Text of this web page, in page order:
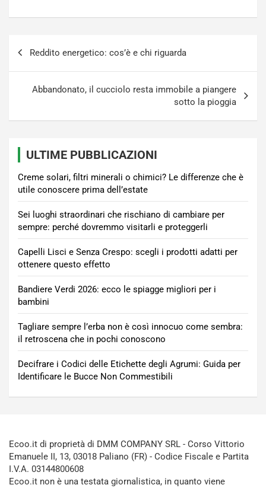
Reddito energetico: cos’è e chi riguarda
Abbandonato, il cucciolo resta immobile a piangere
sotto la pioggia
ULTIME PUBBLICAZIONI
Creme solari, filtri minerali o chimici? Le differenze che è
utile conoscere prima dell’estate
Sei luoghi straordinari che rischiano di cambiare per
sempre: perché dovremmo visitarli e proteggerli
Capelli Lisci e Senza Crespo: scegli i prodotti adatti per
ottenere questo effetto
Bandiere Verdi 2026: ecco le spiagge migliori per i
bambini
Tagliare sempre l’erba non è così innocuo come sembra:
il retroscena che in pochi conoscono
Decifrare i Codici delle Etichette degli Agrumi: Guida per
Identificare le Bucce Non Commestibili
Ecoo.it di proprietà di DMM COMPANY SRL - Corso Vittorio
Emanuele II, 13, 03018 Paliano (FR) - Codice Fiscale e Partita
I.V.A. 03144800608
Ecoo.it non è una testata giornalistica, in quanto viene